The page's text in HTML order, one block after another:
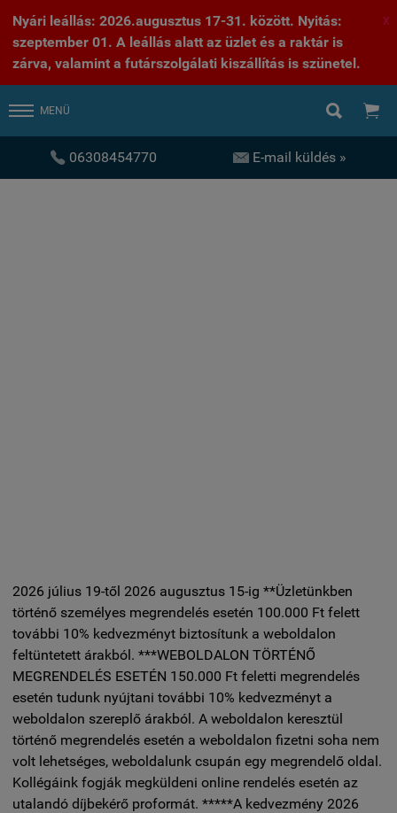
Nyári leállás: 2026.augusztus 17-31. között. Nyitás:
szeptember 01. A leállás alatt az üzlet és a raktár is
zárva, valamint a futárszolgálati kiszállítás is szünetel.
X
MENÜ  
 06308454770  E-mail küldés »
2026 július 19-től 2026 augusztus 15-ig **Üzletünkben
történő személyes megrendelés esetén 100.000 Ft felett
további 10% kedvezményt biztosítunk a weboldalon
feltüntetett árakból. ***WEBOLDALON TÖRTÉNŐ
MEGRENDELÉS ESETÉN 150.000 Ft feletti megrendelés
esetén tudunk nyújtani további 10% kedvezményt a
weboldalon szereplő árakból. A weboldalon keresztül
történő megrendelés esetén a weboldalon fizetni soha nem
volt lehetséges, weboldalunk csupán egy megrendelő oldal.
Kollégáink fogják megküldeni online rendelés esetén az
utalandó díjbekérő proformát. *****A kedvezmény 2026